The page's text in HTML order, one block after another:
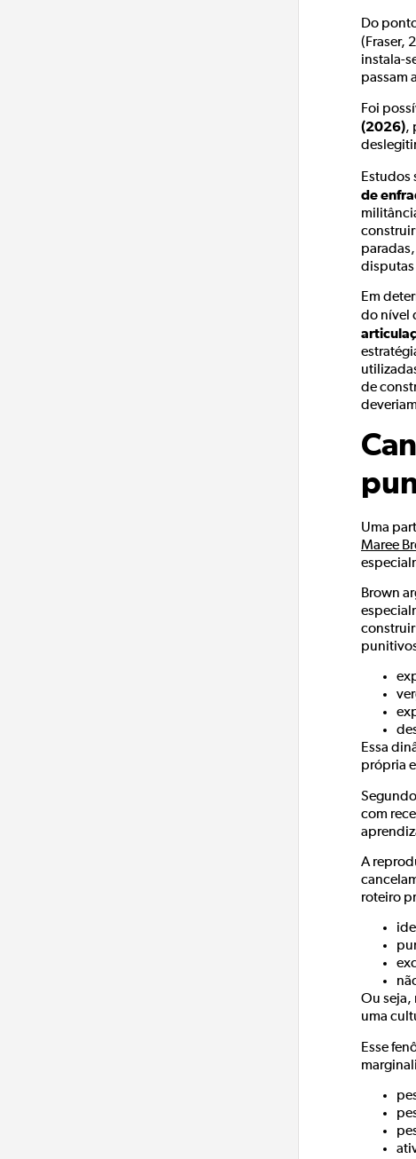
Do
(Fraser,
instala-
passam
Foi
(2026),
Estudos
de
construir
disputas
Em
do nível
de
Uma
Maree
Brown
Essa
própria
com
A
roteiro
Ou seja,
uma
Esse